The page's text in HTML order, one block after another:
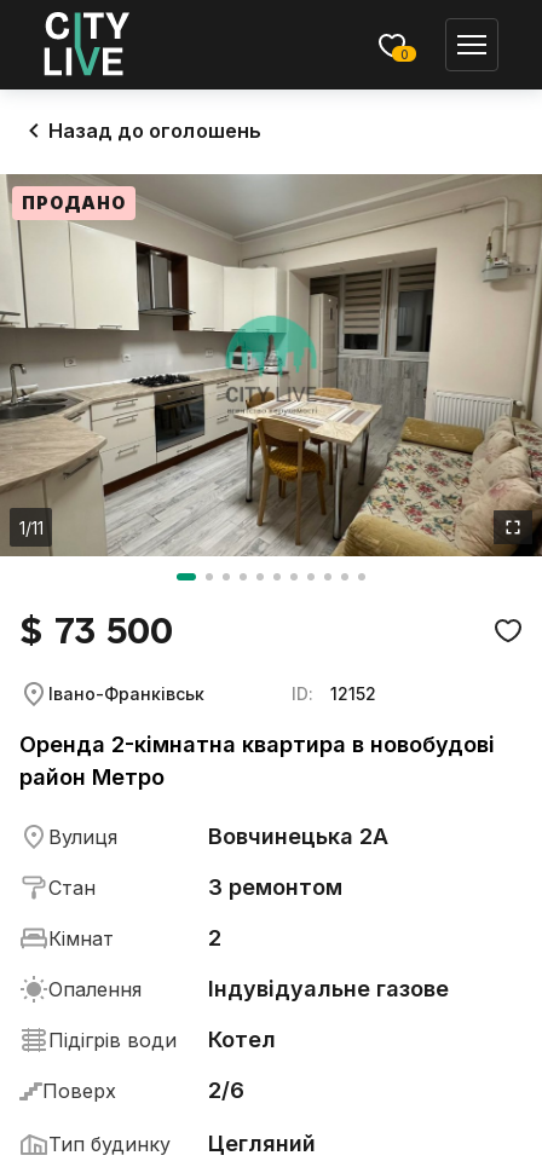
0
Назад до оголошень
ПРОДАНО
1/11
$ 73 500
Івано-Франківськ ID: 12152
Оренда 2-кімнатна квартира в новобудові
район Метро
Вулиця Вовчинецька 2А
Стан З ремонтом
Кімнат 2
Опалення Індувідуальне газове
Підігрів води Котел
Поверх 2/6
Тип будинку Цегляний